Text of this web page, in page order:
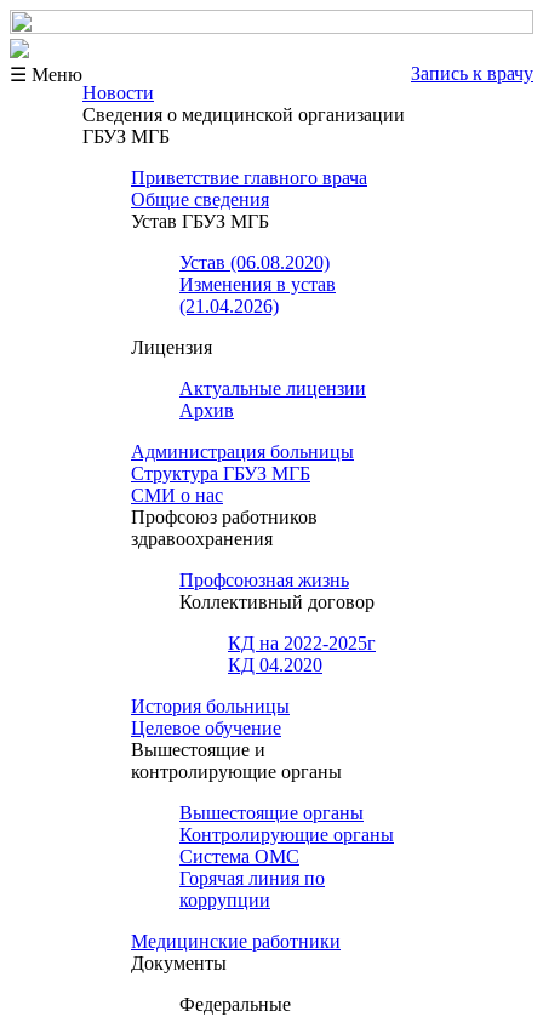
☰ Меню
Запись к врачу
Новости
Сведения о медицинской организации
ГБУЗ МГБ
Приветствие главного врача
Общие сведения
Устав ГБУЗ МГБ
Устав (06.08.2020)
Изменения в устав
(21.04.2026)
Лицензия
Актуальные лицензии
Архив
Администрация больницы
Структура ГБУЗ МГБ
СМИ о нас
Профсоюз работников
здравоохранения
Профсоюзная жизнь
Коллективный договор
КД на 2022-2025г
КД 04.2020
История больницы
Целевое обучение
Вышестоящие и
контролирующие органы
Вышестоящие органы
Контролирующие органы
Система ОМС
Горячая линия по
коррупции
Медицинские работники
Документы
Федеральные